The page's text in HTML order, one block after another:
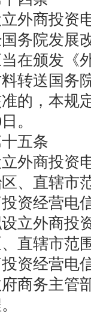
外商投资
务院发展
在颁发《
转送国务
的，本规
。
五条
外商投资
、直辖市
资经营电
立外商投
、直辖市范
资经营电
商务主管